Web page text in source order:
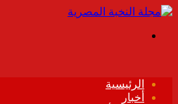
الرئيسية
أخبار